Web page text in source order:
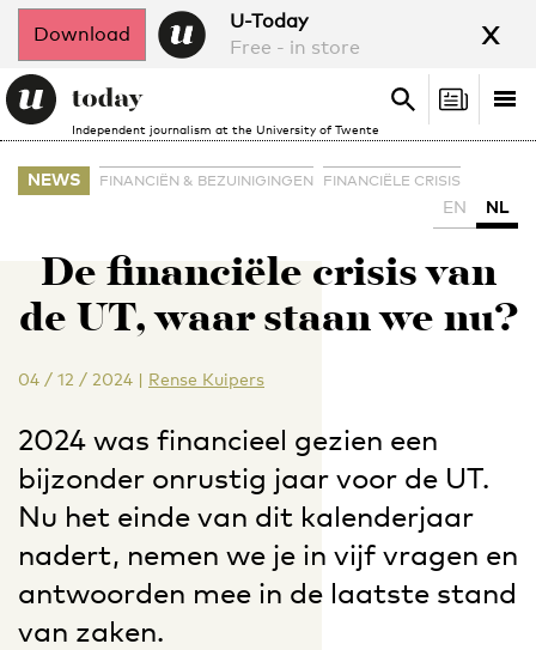
Download
U-Today
Free - in store
x
Independent journalism at the University of Twente
Search
Search
NEWS FINANCIËN & BEZUINIGINGEN FINANCIËLE CRISIS
EN NL
De financiële crisis van
de UT, waar staan we nu?
04 / 12 / 2024 | Rense Kuipers
2024 was financieel gezien een
bijzonder onrustig jaar voor de UT.
Nu het einde van dit kalenderjaar
nadert, nemen we je in vijf vragen en
antwoorden mee in de laatste stand
van zaken.